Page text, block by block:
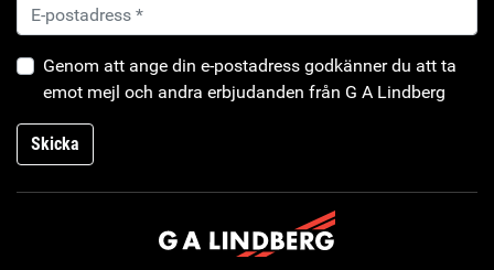
Genom att ange din e-postadress godkänner du att ta
emot mejl och andra erbjudanden från G A Lindberg
Skicka